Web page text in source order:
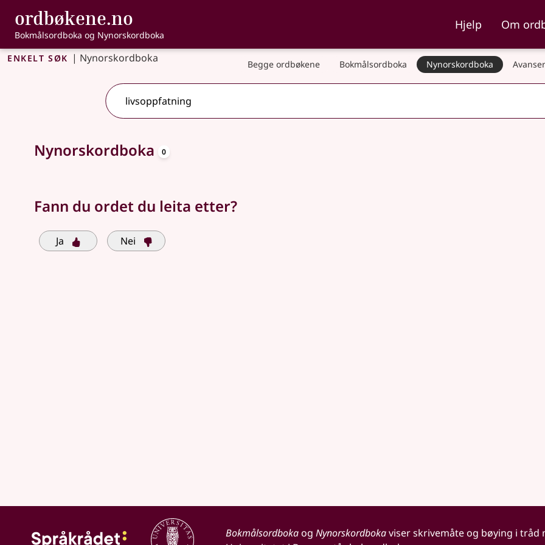
Gå til hovudinnhald
Tilgjenge
ordbøkene.no , Bokmålsordboka og Nynorskordboka
Bokmålsordboka og Nynorskordboka
Hjelp Om
Enkelt søk | Nynorskordboka Begge ordbøkene Bokmålsordboka Nynorskordboka
Søkjeforslag tilgjengelege
Nynorskordboka 0
Fann du ordet du leita etter?
Ja Nei
Bokmålsordbokaog Nynorskordbokaviser skrivemåte og bøying i tråd